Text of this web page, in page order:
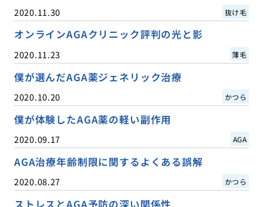
2020.11.30 抜け毛
オンラインAGAクリニック評判の光と影
2020.11.23 薄毛
僕が選んだAGA薬ジェネリック治療
2020.10.20 かつら
僕が体験したAGA薬の軽い副作用
2020.09.17 AGA
AGA治療年齢制限に関するよくある誤解
2020.08.27 かつら
ストレスとAGA予防の深い関係性